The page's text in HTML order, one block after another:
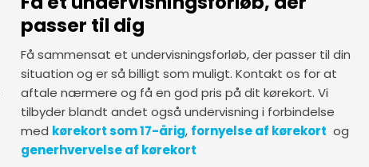
passer til dig
Få sammensat et undervisningsforløb, der passer til din
situation og er så billigt som muligt. Kontakt os for at
aftale nærmere og få en god pris på dit kørekort. Vi
tilbyder blandt andet også undervisning i forbindelse
med kørekort som 17-årig, fornyelse af kørekort og
generhvervelse af kørekort